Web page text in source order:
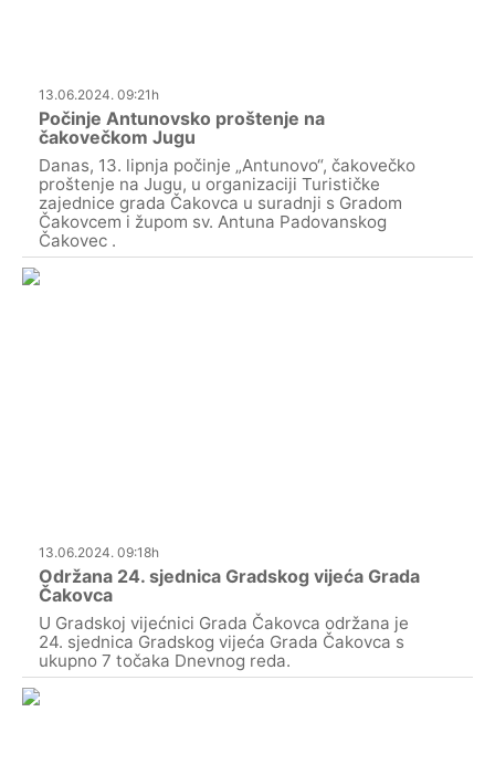
13.06.2024. 09:21h
Počinje Antunovsko proštenje na
čakovečkom Jugu
Danas, 13. lipnja počinje „Antunovo“, čakovečko
proštenje na Jugu, u organizaciji Turističke
zajednice grada Čakovca u suradnji s Gradom
Čakovcem i župom sv. Antuna Padovanskog
Čakovec .
13.06.2024. 09:18h
Održana 24. sjednica Gradskog vijeća Grada
Čakovca
U Gradskoj vijećnici Grada Čakovca održana je
24. sjednica Gradskog vijeća Grada Čakovca s
ukupno 7 točaka Dnevnog reda.